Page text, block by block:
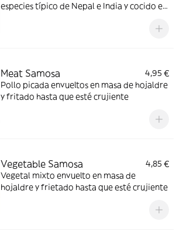
especies típico de Nepal e India y cocido en
Meat Samosa
4,95 €
Pollo picada envueltos en masa de hojaldre
y fritado hasta que esté crujiente
Vegetable Samosa
4,85 €
Vegetal mixto envuelto en masa de
hojaldre y frietado hasta que esté crujiente